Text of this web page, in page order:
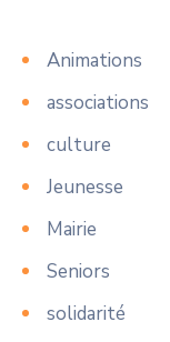
Animations
associations
culture
Jeunesse
Mairie
Seniors
solidarité